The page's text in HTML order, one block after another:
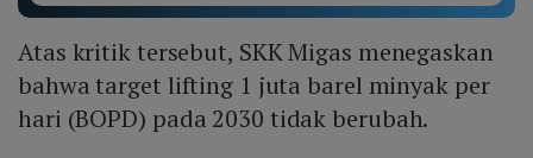
Atas kritik tersebut, SKK Migas menegaskan
bahwa target lifting 1 juta barel minyak per
hari (BOPD) pada 2030 tidak berubah.